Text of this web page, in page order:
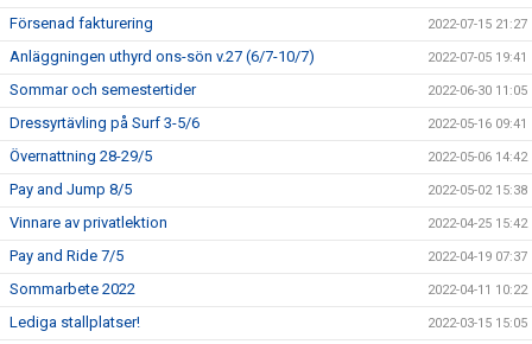
Försenad fakturering 2022-07-15 21:27
Anläggningen uthyrd ons-sön v.27 (6/7-10/7) 2022-07-05 19:41
Sommar och semestertider 2022-06-30 11:05
Dressyrtävling på Surf 3-5/6 2022-05-16 09:41
Övernattning 28-29/5 2022-05-06 14:42
Pay and Jump 8/5 2022-05-02 15:38
Vinnare av privatlektion 2022-04-25 15:42
Pay and Ride 7/5 2022-04-19 07:37
Sommarbete 2022 2022-04-11 10:22
Lediga stallplatser! 2022-03-15 15:05